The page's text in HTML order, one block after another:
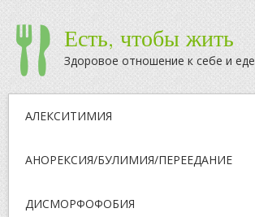
Есть, чтобы жить
Здоровое отношение к себе и еде
АЛЕКСИТИМИЯ
АНОРЕКСИЯ/БУЛИМИЯ/ПЕРЕЕДАНИЕ
ДИСМОРФОФОБИЯ